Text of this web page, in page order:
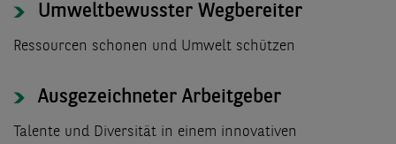
Umweltbewusster Wegbereiter
Ressourcen schonen und Umwelt schützen
Ausgezeichneter Arbeitgeber
Talente und Diversität in einem innovativen